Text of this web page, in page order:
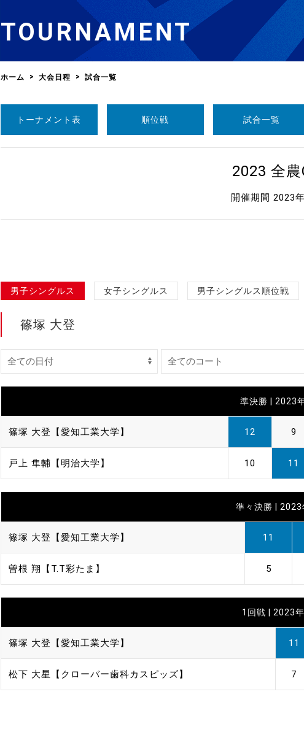
公式大会優勝記録
大会・試合
TV・メディア情報
その他
男子ナショナルチーム選
強化スタッフ
卓球の基本的なルール
卓球用語集
協会会員登録
審判
公認メーカー一覧
委員会
競技者育成委員会
スポーツ医・科学委員会
アンチ・ドーピング委員
卓球協会のミッション
沿革・組織図
ハンドブックデータ
事業計画・事業報告
JTTAスポーツ団体ガバナ
ンスコード
理事会報告
加盟団体一覧
加盟団体登録人数
国際交流届申込みフォーム
競技ウエアチーム名申請
審判員ネームプレート制作
申込
TOURNAMENT
ホーム 大会日程 試合一覧
トーナメント表 順位戦 試合一覧
2023 全
開催期間 2023
男子シングルス 女子シングルス 男子シングルス順位戦
篠塚 大登
準決勝 | 2023
篠塚 大登【愛知工業大学】 12 9
戸上 隼輔【明治大学】 10 11
準々決勝 |
篠塚 大登【愛知工業大学】 11
曽根 翔【T.T彩たま】 5
1回戦 | 2023
篠塚 大登【愛知工業大学】 11
松下 大星【クローバー歯科カスピッズ】 7